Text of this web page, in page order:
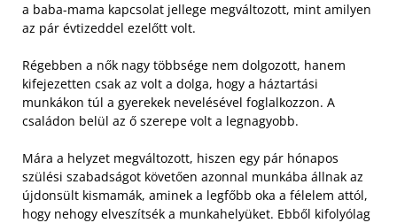
a baba-mama kapcsolat jellege megváltozott, mint amilyen
az pár évtizeddel ezelőtt volt.
Régebben a nők nagy többsége nem dolgozott, hanem
kifejezetten csak az volt a dolga, hogy a háztartási
munkákon túl a gyerekek nevelésével foglalkozzon. A
családon belül az ő szerepe volt a legnagyobb.
Mára a helyzet megváltozott, hiszen egy pár hónapos
szülési szabadságot követően azonnal munkába állnak az
újdonsült kismamák, aminek a legfőbb oka a félelem attól,
hogy nehogy elveszítsék a munkahelyüket. Ebből kifolyólag